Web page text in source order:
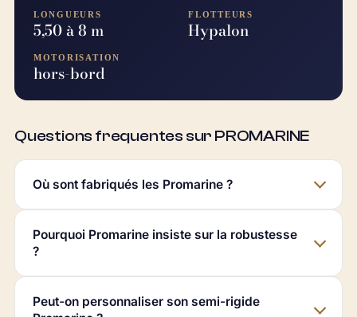
LONGUEURS
5,50 à 8 m
FLOTTEURS
Hypalon
MOTORISATION
hors-bord
Questions frequentes sur PROMARINE
Où sont fabriqués les Promarine ?
Pourquoi Promarine insiste sur la robustesse
?
Peut-on personnaliser son semi-rigide